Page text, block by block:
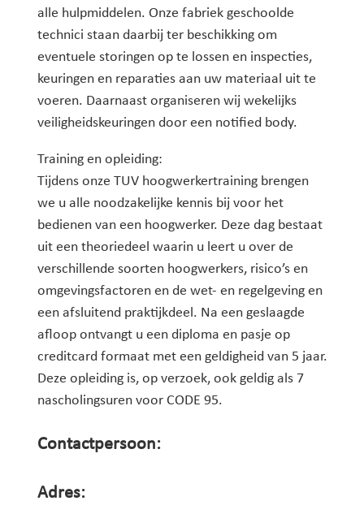
alle hulpmiddelen. Onze fabriek geschoolde
technici staan daarbij ter beschikking om
eventuele storingen op te lossen en inspecties,
keuringen en reparaties aan uw materiaal uit te
voeren. Daarnaast organiseren wij wekelijks
veiligheidskeuringen door een notified body.
Training en opleiding:
Tijdens onze TUV hoogwerkertraining brengen
we u alle noodzakelijke kennis bij voor het
bedienen van een hoogwerker. Deze dag bestaat
uit een theoriedeel waarin u leert u over de
verschillende soorten hoogwerkers, risico’s en
omgevingsfactoren en de wet- en regelgeving en
een afsluitend praktijkdeel. Na een geslaagde
afloop ontvangt u een diploma en pasje op
creditcard formaat met een geldigheid van 5 jaar.
Deze opleiding is, op verzoek, ook geldig als 7
nascholingsuren voor CODE 95.
Contactpersoon:
Adres: